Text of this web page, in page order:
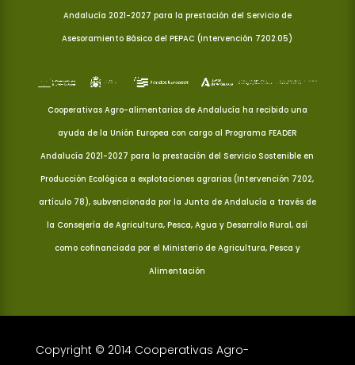
Andalucía 2021-2027 para la prestación del Servicio de
Asesoramiento Básico del PEPAC (Intervención 7202.05)
Cooperativas Agro-alimentarias de Andalucía ha recibido una
ayuda de la Unión Europea con cargo al Programa FEADER
Andalucía 2021-2027 para la prestación del Servicio Sostenible en
Producción Ecológica a explotaciones agrarias (Intervención 7202,
artículo 78), subvencionada por la Junta de Andalucía a través de
la Consejería de Agricultura, Pesca, Agua y Desarrollo Rural, así
como cofinanciada por el Ministerio de Agricultura, Pesca y
Alimentación
Copyright © 2014 Cooperativas Agro-